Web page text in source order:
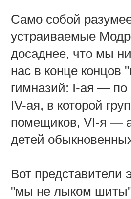
Само собой
устраиваемые
досаднее, что мы
нас в конце
гимназий: I-ая — по
IV-ая, в которой
помещиков, VI-я —
детей
Вот представители
"мы не лыком